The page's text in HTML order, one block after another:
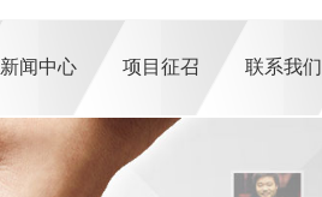
新闻中心 项目征召 联系我们